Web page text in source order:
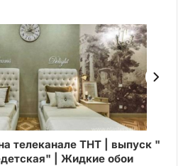
телеканале ТНТ | выпуск "
| Жидкие обои